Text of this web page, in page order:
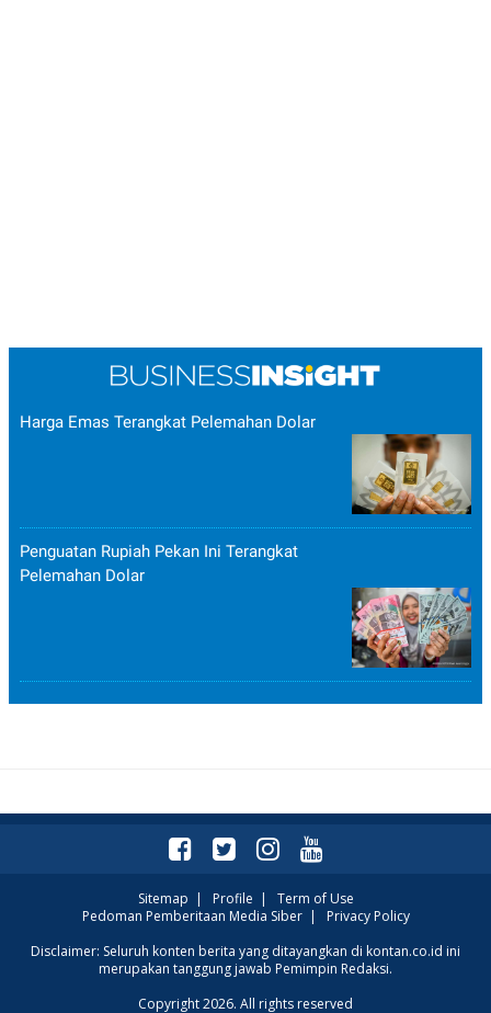
Harga Emas Terangkat Pelemahan Dolar
Penguatan Rupiah Pekan Ini Terangkat
Pelemahan Dolar
Sitemap Profile
Term of Use
Pedoman Pemberitaan Media Siber| Privacy Policy
Disclaimer: Seluruh konten berita yang ditayangkan di kontan.co.id ini
merupakan tanggung jawab Pemimpin Redaksi.
Copyright 2026. All rights reserved